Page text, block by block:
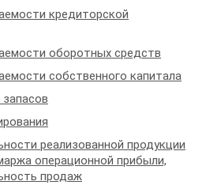
кредиторской
оборотных средств
собственного капитала
реализованной продукции
операционной прибыли,
продаж